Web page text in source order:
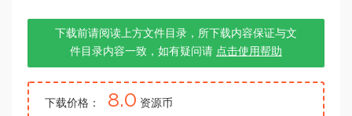
下载前请阅读上方文件目录，所下载内容保证与文
件目录内容一致，如有疑问请 点击使用帮助
下载价格： 8.0 资源币